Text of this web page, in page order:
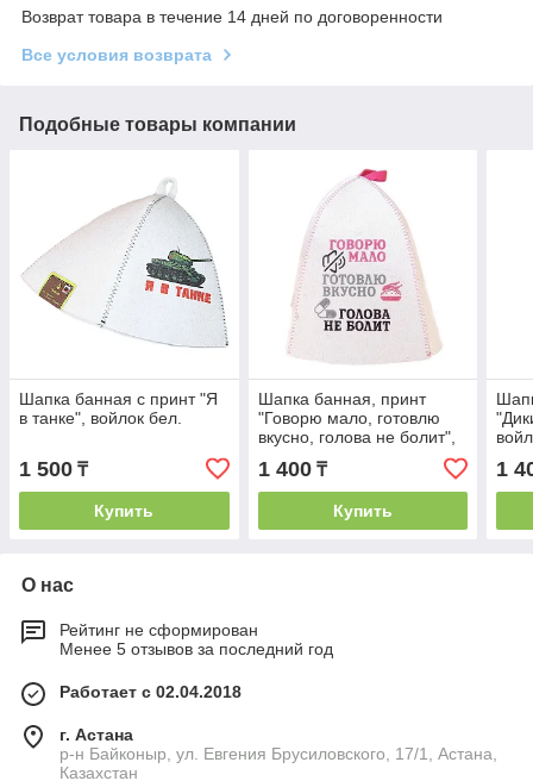
Возврат товара в течение 14 дней по договоренности
Все условия возврата
Подобные товары компании
Шапка банная с принт "Я
в танке", войлок бел.
1 500 ₸
Купить
Шапка банная, принт
"Говорю мало, готовлю
вкусно, голова не болит",
1 400₸
Купить
1
О нас
Рейтинг не сформирован
Менее 5 отзывов за последний год
Работает с 02.04.2018
г. Астана
р-н Байконыр, ул. Евгения Брусиловского, 17/1, Астана,
Казахстан